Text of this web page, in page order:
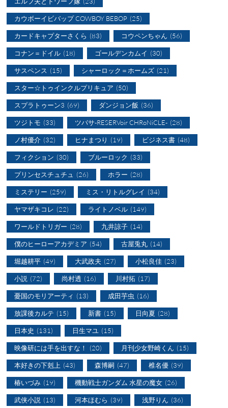
カウボーイビバップ COWBOY BEBOP (25)
カードキャプターさくら (83) コウペンちゃん (56)
コナン＝ドイル (18) ゴールデンカムイ (30)
サスペンス (15) シャーロック＝ホームズ (21)
スター☆トゥインクルプリキュア (50)
スプラトゥーン3 (69) ダンジョン飯 (36)
ツジトモ (33) ツバサ-RESERVoir CHRoNiCLE- (28)
ノ村優介 (32) ヒナまつり (19) ビジネス書 (48)
フィクション (30) ブルーロック (33)
プリンセスチュチュ (26) ホラー (28)
ミステリー (259) ミス・リトルグレイ (34)
ヤマザキコレ (22) ライトノベル (149)
ワールドトリガー (28) 九井諒子 (14)
僕のヒーローアカデミア (54) 古屋兎丸 (14)
堀越耕平 (49) 大武政夫 (27) 小松良佳 (23)
小説 (72) 尚村透 (16) 川村拓 (17)
憂国のモリアーティ (13) 成田芋虫 (16)
放課後カルテ (15) 新書 (15) 日向夏 (28)
日本史 (131) 日生マユ (15)
映像研には手を出すな！ (20) 月刊少女野崎くん (15)
本好きの下剋上 (43) 森博嗣 (47) 椎名優 (39)
椿いづみ (19) 機動戦士ガンダム 水星の魔女 (26)
武侠小説 (13) 河本ほむら (39) 浅野りん (36)